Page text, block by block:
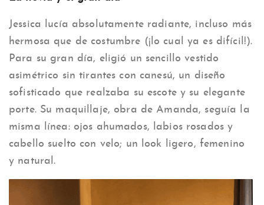
Jessica lucía absolutamente radiante, incluso más
hermosa que de costumbre (¡lo cual ya es difícil!).
Para su gran día, eligió un sencillo vestido
asimétrico sin tirantes con canesú, un diseño
sofisticado que realzaba su escote y su elegante
porte. Su maquillaje, obra de Amanda, seguía la
misma línea: ojos ahumados, labios rosados ​​y
cabello suelto con velo; un look ligero, femenino
y natural.